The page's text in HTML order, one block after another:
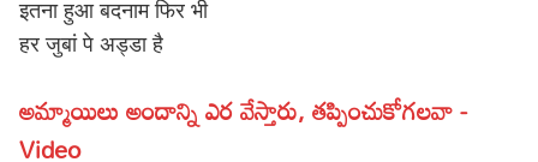
Lyrics in Tamil – Movie Songs
Lyrics in Kannada – Movie Songs
इतना हुआ बदनाम फिर भी
हर जुबां पे अड्डा है
అమ్మాయిలు అందాన్ని ఎర వేస్తారు, తప్పించుకోగలవా -
Video